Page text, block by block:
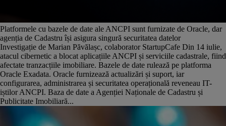
Platformele cu bazele de date ale ANCPI sunt furnizate de Oracle, dar
agenția de Cadastru își asigura singură securitatea datelor
Investigație de Marian Păvălașc, colaborator StartupCafe Din 14 iulie,
atacul cibernetic a blocat aplicațiile ANCPI și serviciile cadastrale, fiind
afectate tranzacțiile imobiliare. Bazele de date rulează pe platforma
Oracle Exadata. Oracle furnizează actualizări și suport, iar
configurarea, administrarea și securitatea operațională reveneau IT-
iștilor ANCPI. Baza de date a Agenției Naționale de Cadastru și
Publicitate Imobiliară...